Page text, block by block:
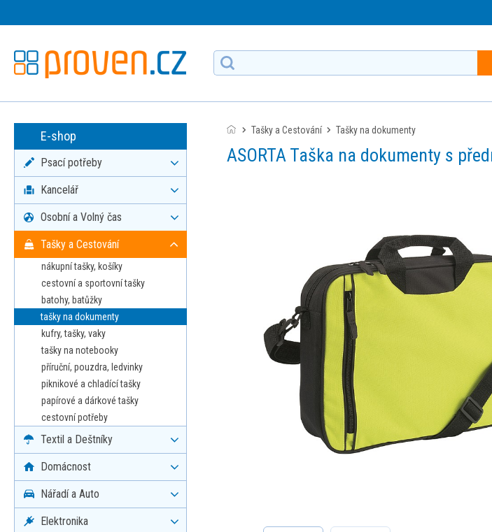
E-shop
Psací potřeby
Kancelář
Osobní a Volný čas
Tašky a Cestování
nákupní tašky, košíky
cestovní a sportovní tašky
batohy, batůžky
tašky na dokumenty
kufry, tašky, vaky
tašky na notebooky
příruční, pouzdra, ledvinky
piknikové a chladící tašky
papírové a dárkové tašky
cestovní potřeby
Textil a Deštníky
Domácnost
Nářadí a Auto
Elektronika
Tašky a Cestování tašky na dokumenty
ASORTA Taška na dokumenty s